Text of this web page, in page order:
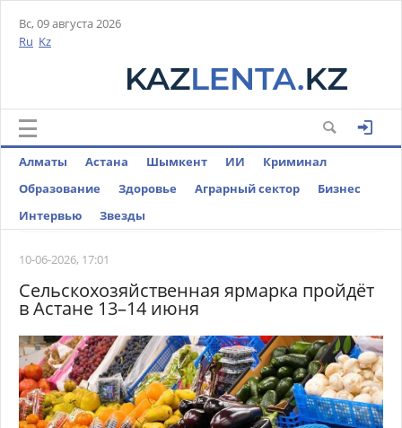
Вс, 09 августа 2026
Ru Kz
Алматы Астана Шымкент ИИ
Криминал
Образование
Здоровье Аграрный сектор
Бизнес
Интервью
Звезды
10-06-2026, 17:01
Сельскохозяйственная ярмарка пройдёт
в Астане 13–14 июня